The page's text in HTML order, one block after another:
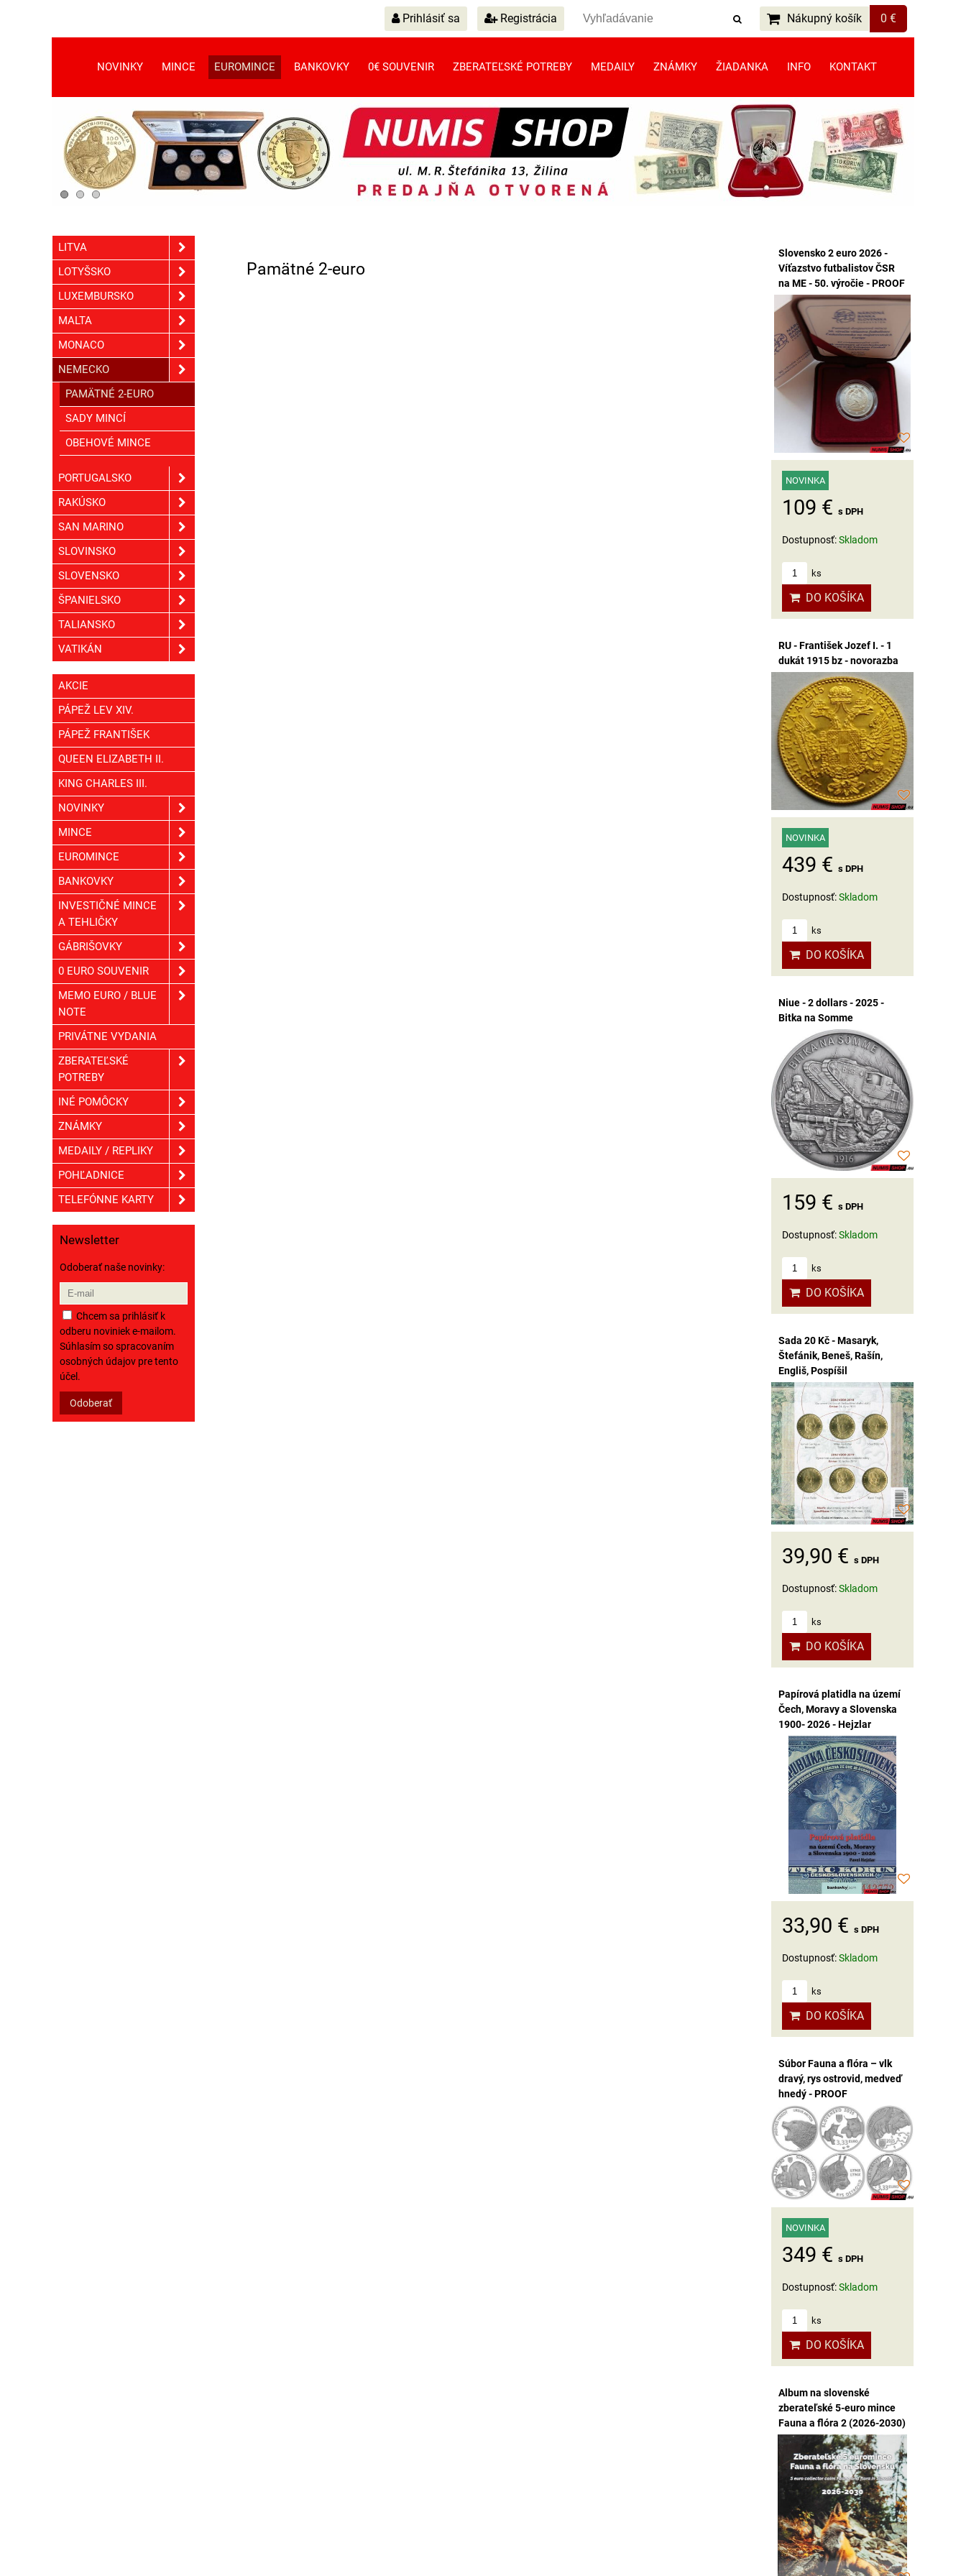
Prihlásiť sa Registrácia Nákupný košík 0 €
NOVINKY MINCE EUROMINCE BANKOVKY 0€ SOUVENIR ZBERATEĽSKÉ POTREBY MEDAILY ZNÁMKY ŽIADANKA INFO KONTAKT
Pamätné 2-euro
LITVA
LOTYŠSKO
LUXEMBURSKO
MALTA
MONACO
NEMECKO
PAMÄTNÉ 2-EURO
SADY MINCÍ
OBEHOVÉ MINCE
PORTUGALSKO
RAKÚSKO
SAN MARINO
SLOVINSKO
SLOVENSKO
ŠPANIELSKO
TALIANSKO
VATIKÁN
AKCIE
PÁPEŽ LEV XIV.
PÁPEŽ FRANTIŠEK
QUEEN ELIZABETH II.
KING CHARLES III.
NOVINKY
MINCE
EUROMINCE
BANKOVKY
INVESTIČNÉ MINCE
A TEHLIČKY
GÁBRIŠOVKY
0 EURO SOUVENIR
MEMO EURO / BLUE
NOTE
PRIVÁTNE VYDANIA
ZBERATEĽSKÉ
POTREBY
INÉ POMÔCKY
ZNÁMKY
MEDAILY / REPLIKY
POHĽADNICE
TELEFÓNNE KARTY
Newsletter
Odoberať naše novinky:
Chcem sa prihlásiť k
odberu noviniek e-mailom.
Súhlasím so spracovaním
osobných údajov pre tento
účel.
Odoberať
Slovensko 2 euro 2026 -
Víťazstvo futbalistov ČSR
na ME - 50. výročie - PROOF
NOVINKA
109 € s DPH
Dostupnosť:Skladom
ks
DO KOŠÍKA
RU - František Jozef I. - 1
dukát 1915 bz - novorazba
NOVINKA
439 € s DPH
Dostupnosť:Skladom
ks
DO KOŠÍKA
Niue - 2 dollars - 2025 -
Bitka na Somme
159 € s DPH
Dostupnosť:Skladom
ks
DO KOŠÍKA
Sada 20 Kč - Masaryk,
Štefánik, Beneš, Rašín,
Engliš, Pospíšil
39,90 € s DPH
Dostupnosť:Skladom
ks
DO KOŠÍKA
Papírová platidla na území
Čech, Moravy a Slovenska
1900- 2026 - Hejzlar
33,90 € s DPH
Dostupnosť:Skladom
ks
DO KOŠÍKA
Súbor Fauna a flóra – vlk
dravý, rys ostrovid, medveď
hnedý - PROOF
NOVINKA
349 € s DPH
Dostupnosť:Skladom
ks
DO KOŠÍKA
Album na slovenské
zberateľské 5-euro mince
Fauna a flóra 2 (2026-2030)